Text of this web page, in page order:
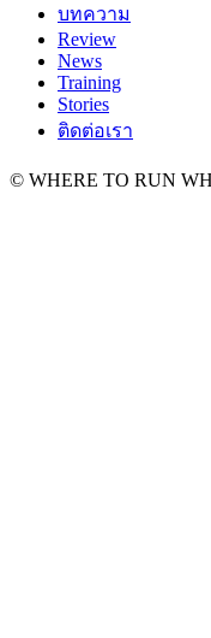
บทความ
Review
News
Training
Stories
ติดต่อเรา
© WHERE TO RUN